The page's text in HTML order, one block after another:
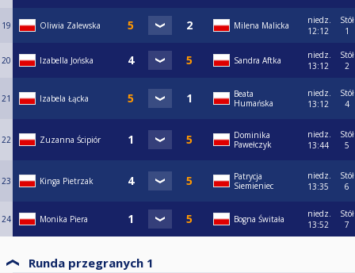
19 Oliwia Zalewska Milena Malicka
niedz.
12:12
Stół
1
20 Izabella Jońska Sandra Aftka
niedz.
13:12
Stół
2
21 Izabela Łącka
Beata
Humańska
niedz.
13:12
Stół
4
22 Zuzanna Ścipiór
Dominika
Pawełczyk
niedz.
13:44
Stół
5
23 Kinga Pietrzak
Patrycja
Siemieniec
niedz.
13:35
Stół
6
24 Monika Piera Bogna Świtała
niedz.
13:52
Stół
7
Runda przegranych 1